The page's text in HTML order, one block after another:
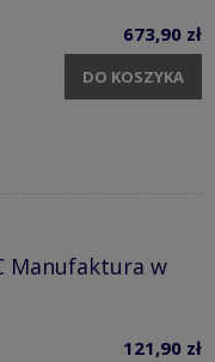
673,90 zł
DO KOSZYKA
Manufaktura w
121,90 zł